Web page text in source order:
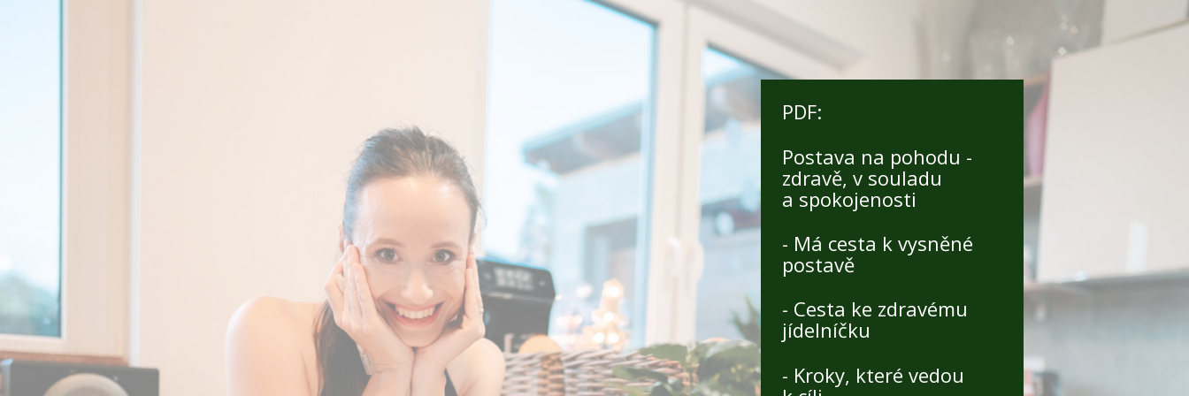
PDF:
Postava na pohodu -
zdravě, v souladu
a spokojenosti
- Má cesta k vysněné
postavě
- Cesta ke zdravému
jídelníčku
- Kroky, které vedou